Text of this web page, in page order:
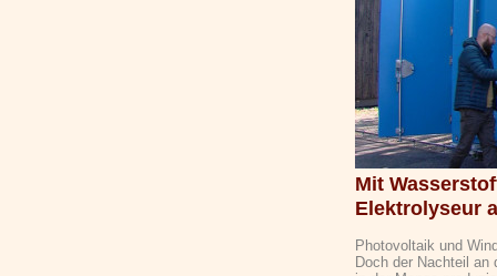
Mit
Elektrolyseur
Photovoltaik und
Doch der Nachteil an